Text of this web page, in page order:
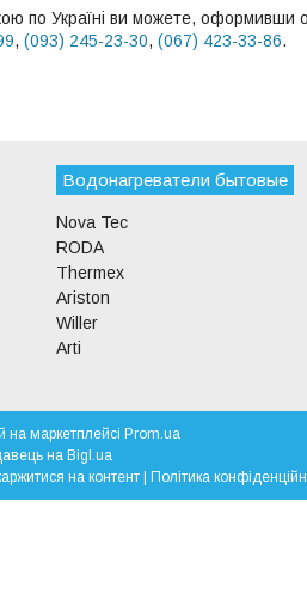
по Україні ви можете, оформивши
, (093) 245-23-30, (067) 423-33-86.
Водонагреватели бытовые
Nova Tec
RODA
Thermex
Ariston
Willer
Arti
на маркетплейсі Prom.ua
на Bigl.ua
на контент | Політика